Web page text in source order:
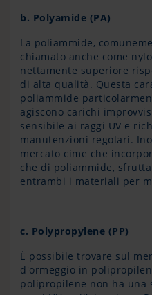
b. Polyamide (PA)
La poliammide,
chiamato anche come
nettamente superiore
di alta qualità. Questa
poliammide
agiscono carichi
sensibile ai raggi UV e
manutenzioni regolari.
mercato cime che
che di poliammide,
entrambi i materiali per
c. Polypropylene (PP)
È possibile trovare sul
d'ormeggio in
polipropilene non ha una